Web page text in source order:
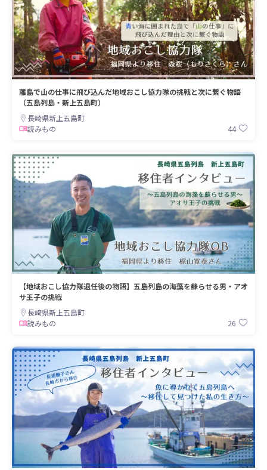
離島で山の仕事に飛び込んだ地域おこし協力隊の挑戦と次に繋ぐ物語
（五島列島・新上五島町）
長崎県新上五島町
読みもの
44
【地域おこし協力隊退任後の物語】五島列島の海藻を蘇らせる男・アオ
サ王子の挑戦
長崎県新上五島町
読みもの
26